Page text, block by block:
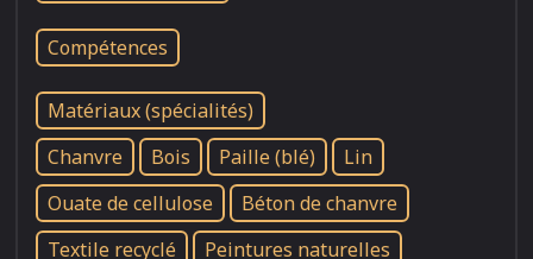
Compétences
Matériaux (spécialités)
Chanvre
Bois Paille (blé)
Lin
Ouate de cellulose
Béton de chanvre
Textile recyclé
Peintures naturelles